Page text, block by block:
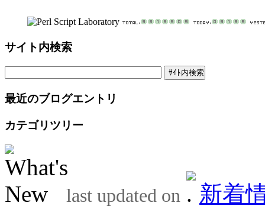
サイト内検索
最近のブログエントリ
カテゴリツリー
last updated on
新着